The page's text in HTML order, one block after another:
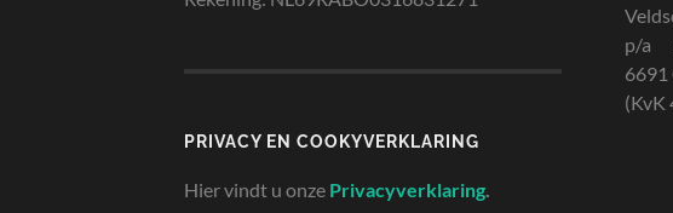
PRIVACY EN COOKYVERKLARING
Hier vindt u onze Privacyverklaring.
p/a
6691
(KvK